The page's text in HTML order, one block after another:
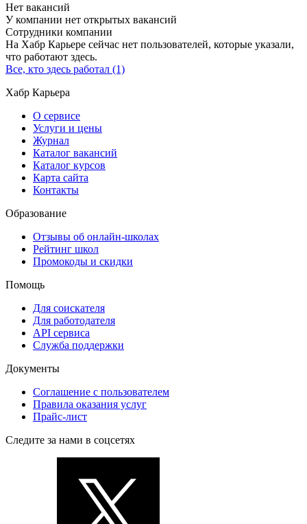
Нет вакансий
У компании нет открытых вакансий
Сотрудники компании
На Хабр Карьере сейчас нет пользователей, которые указали,
что работают здесь.
Все, кто здесь работал (1)
Хабр Карьера
О сервисе
Услуги и цены
Журнал
Каталог вакансий
Каталог курсов
Карта сайта
Контакты
Образование
Отзывы об онлайн-школах
Рейтинг школ
Промокоды и скидки
Помощь
Для соискателя
Для работодателя
API сервиса
Служба поддержки
Документы
Соглашение с пользователем
Правила оказания услуг
Прайс-лист
Следите за нами в соцсетях